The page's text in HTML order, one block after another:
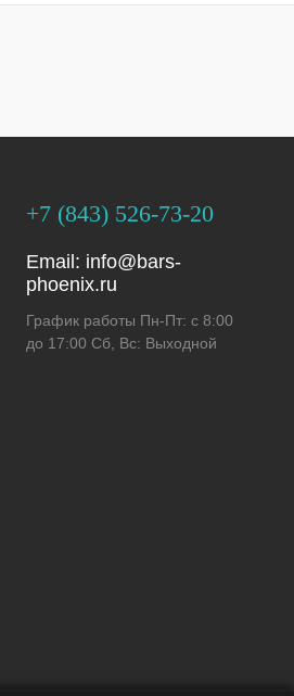
+7 (843) 526-73-20
Email: info@bars-
phoenix.ru
График работы Пн-Пт: с 8:00
до 17:00 Сб, Вс: Выходной